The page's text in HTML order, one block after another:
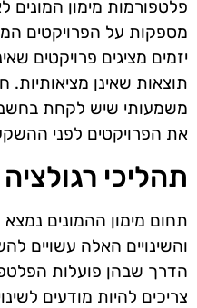
פלטפורמות מימון
מספקות על הפרויקטים
יזמים מציגים פרויקטים
תוצאות שאינן מציאותיות.
משמעותי שיש לקחת
את הפרויקטים לפני
תהליכי רגולציה
תחום מימון ההמונים
והשינויים האלה עשויים
הדרך שבהן פועלות
צריכים להיות מודעים